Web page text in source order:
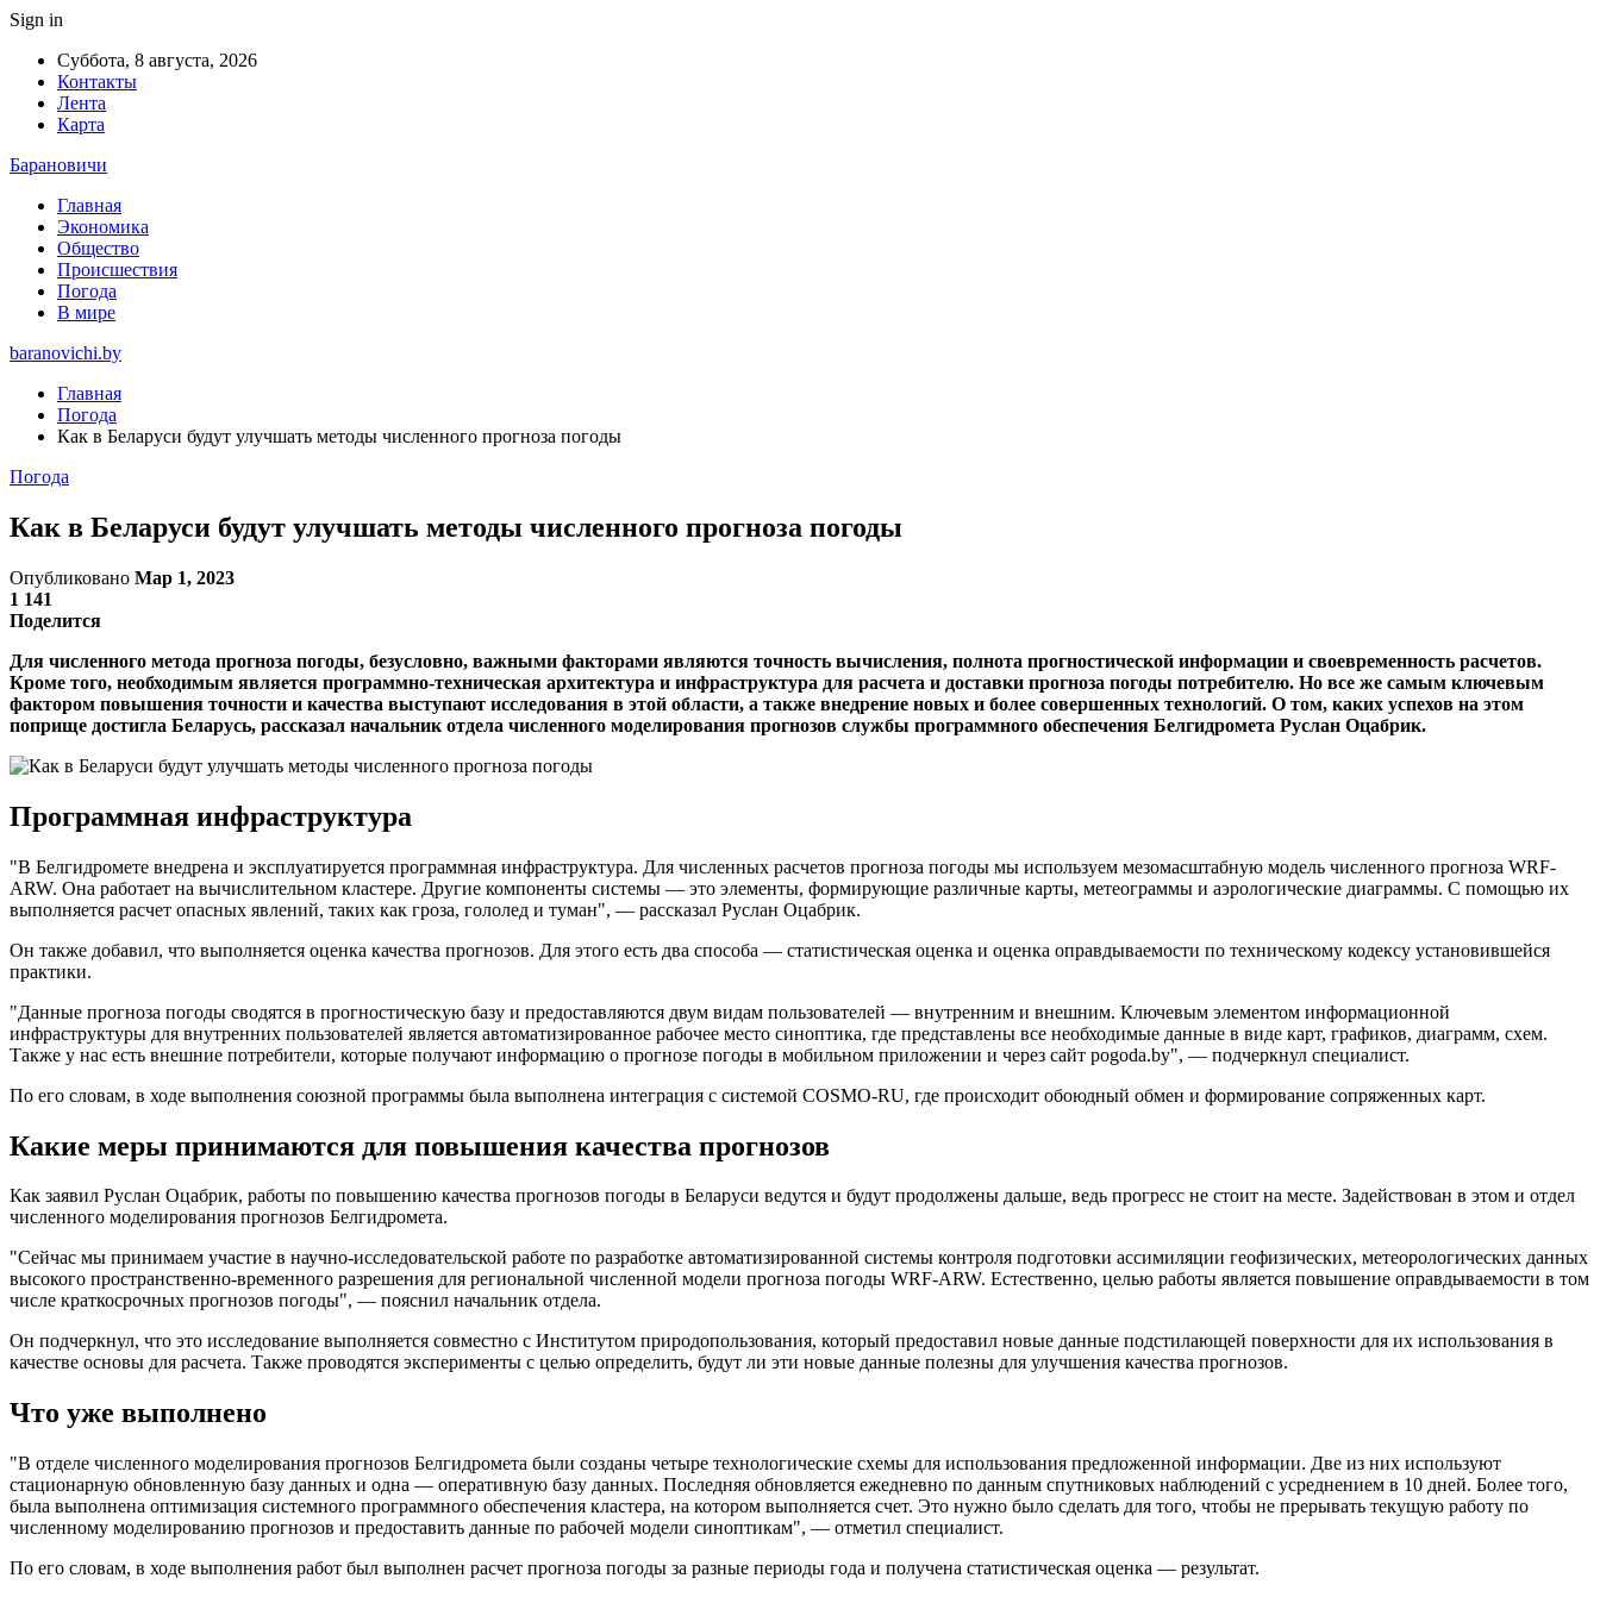
Sign in
Суббота, 8 августа, 2026
Контакты
Лента
Карта
Барановичи
Главная
Экономика
Общество
Происшествия
Погода
В мире
baranovichi.by
Главная
Погода
Как в Беларуси будут улучшать методы численного прогноза погоды
Погода
Как в Беларуси будут улучшать методы численного прогноза погоды
Опубликовано Мар 1, 2023
1 141
Поделится
Для численного метода прогноза погоды, безусловно, важными факторами являются точность вычисления, полнота прогностической информации и своевременность расчетов.
Кроме того, необходимым является программно-техническая архитектура и инфраструктура для расчета и доставки прогноза погоды потребителю. Но все же самым ключевым
фактором повышения точности и качества выступают исследования в этой области, а также внедрение новых и более совершенных технологий. О том, каких успехов на этом
поприще достигла Беларусь, рассказал начальник отдела численного моделирования прогнозов службы программного обеспечения Белгидромета Руслан Оцабрик.
Программная инфраструктура
"В Белгидромете внедрена и эксплуатируется программная инфраструктура. Для численных расчетов прогноза погоды мы используем мезомасштабную модель численного прогноза WRF-
ARW. Она работает на вычислительном кластере. Другие компоненты системы — это элементы, формирующие различные карты, метеограммы и аэрологические диаграммы. С помощью их
выполняется расчет опасных явлений, таких как гроза, гололед и туман", — рассказал Руслан Оцабрик.
Он также добавил, что выполняется оценка качества прогнозов. Для этого есть два способа — статистическая оценка и оценка оправдываемости по техническому кодексу установившейся
практики.
"Данные прогноза погоды сводятся в прогностическую базу и предоставляются двум видам пользователей — внутренним и внешним. Ключевым элементом информационной
инфраструктуры для внутренних пользователей является автоматизированное рабочее место синоптика, где представлены все необходимые данные в виде карт, графиков, диаграмм, схем.
Также у нас есть внешние потребители, которые получают информацию о прогнозе погоды в мобильном приложении и через сайт pogoda.by", — подчеркнул специалист.
По его словам, в ходе выполнения союзной программы была выполнена интеграция с системой COSMO-RU, где происходит обоюдный обмен и формирование сопряженных карт.
Какие меры принимаются для повышения качества прогнозов
Как заявил Руслан Оцабрик, работы по повышению качества прогнозов погоды в Беларуси ведутся и будут продолжены дальше, ведь прогресс не стоит на месте. Задействован в этом и отдел
численного моделирования прогнозов Белгидромета.
"Сейчас мы принимаем участие в научно-исследовательской работе по разработке автоматизированной системы контроля подготовки ассимиляции геофизических, метеорологических данных
высокого пространственно-временного разрешения для региональной численной модели прогноза погоды WRF-ARW. Естественно, целью работы является повышение оправдываемости в том
числе краткосрочных прогнозов погоды", — пояснил начальник отдела.
Он подчеркнул, что это исследование выполняется совместно с Институтом природопользования, который предоставил новые данные подстилающей поверхности для их использования в
качестве основы для расчета. Также проводятся эксперименты с целью определить, будут ли эти новые данные полезны для улучшения качества прогнозов.
Что уже выполнено
"В отделе численного моделирования прогнозов Белгидромета были созданы четыре технологические схемы для использования предложенной информации. Две из них используют
стационарную обновленную базу данных и одна — оперативную базу данных. Последняя обновляется ежедневно по данным спутниковых наблюдений с усреднением в 10 дней. Более того,
была выполнена оптимизация системного программного обеспечения кластера, на котором выполняется счет. Это нужно было сделать для того, чтобы не прерывать текущую работу по
численному моделированию прогнозов и предоставить данные по рабочей модели синоптикам", — отметил специалист.
По его словам, в ходе выполнения работ был выполнен расчет прогноза погоды за разные периоды года и получена статистическая оценка — результат.